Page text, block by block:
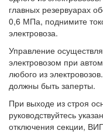
главных резервуарах
0,6 МПа, поднимите
электровоза.
Управление
электровозом при
любого из
должны быть заперты.
При выходе из строя
руководствуйтесь
отключения секции,